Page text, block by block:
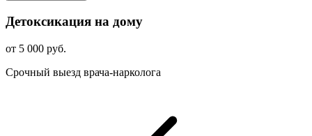
Детоксикация на дому
от 5 000 руб.
Срочный выезд врача-нарколога